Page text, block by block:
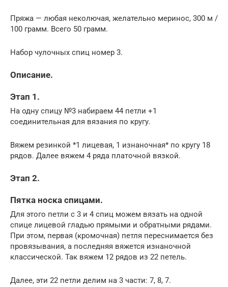
Пряжа — любая неколючая, желательно меринос, 300 м /
100 грамм. Всего 50 грамм.
Набор чулочных спиц номер 3.
Описание.
Этап 1.
На одну спицу №3 набираем 44 петли +1
соединительная для вязания по кругу.
Вяжем резинкой *1 лицевая, 1 изнаночная* по кругу 18
рядов. Далее вяжем 4 ряда платочной вязкой.
Этап 2.
Пятка носка спицами.
Для этого петли с 3 и 4 спиц можем вязать на одной
спице лицевой гладью прямыми и обратными рядами.
При этом, первая (кромочная) петля переснимается без
провязывания, а последняя вяжется изнаночной
классической. Так вяжем 12 рядов из 22 петель.
Далее, эти 22 петли делим на 3 части: 7, 8, 7.